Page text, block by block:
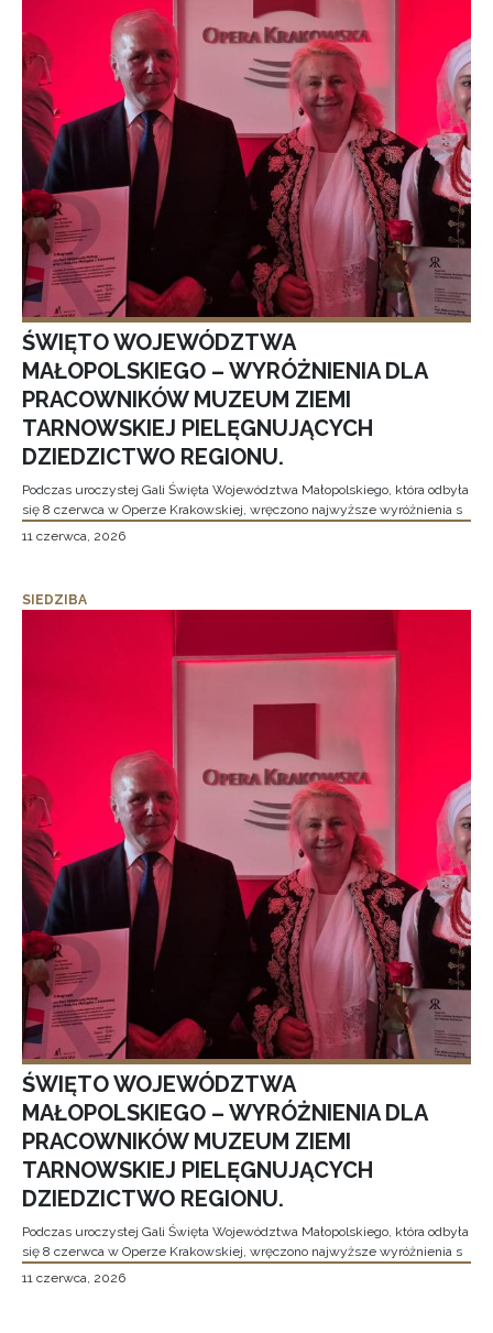
ŚWIĘTO WOJEWÓDZTWA
MAŁOPOLSKIEGO – WYRÓŻNIENIA DLA
PRACOWNIKÓW MUZEUM ZIEMI
TARNOWSKIEJ PIELĘGNUJĄCYCH
DZIEDZICTWO REGIONU.
Podczas uroczystej Gali Święta Województwa Małopolskiego, która odbyła
się 8 czerwca w Operze Krakowskiej, wręczono najwyższe wyróżnienia s
11 czerwca, 2026
SIEDZIBA
ŚWIĘTO WOJEWÓDZTWA
MAŁOPOLSKIEGO – WYRÓŻNIENIA DLA
PRACOWNIKÓW MUZEUM ZIEMI
TARNOWSKIEJ PIELĘGNUJĄCYCH
DZIEDZICTWO REGIONU.
Podczas uroczystej Gali Święta Województwa Małopolskiego, która odbyła
się 8 czerwca w Operze Krakowskiej, wręczono najwyższe wyróżnienia s
11 czerwca, 2026